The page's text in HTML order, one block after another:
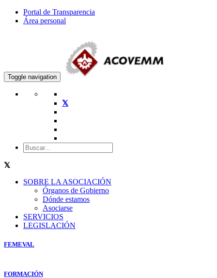
Portal de Transparencia
Área personal
Toggle navigation
SOBRE LA ASOCIACIÓN
Órganos de Gobierno
Dónde estamos
Asociarse
SERVICIOS
LEGISLACIÓN
FEMEVAL
FORMACIÓN